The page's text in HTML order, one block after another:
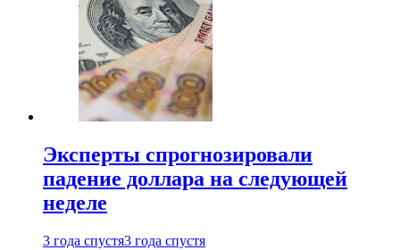
Эксперты спрогнозировали
падение доллара на следующей
неделе
3 года спустя3 года спустя